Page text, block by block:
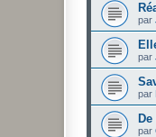
par
par
par
par